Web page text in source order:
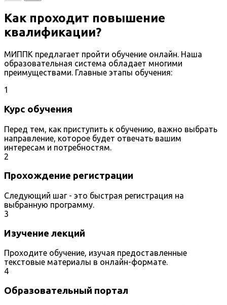
Как проходит повышение
квалификации?
МИППК предлагает пройти обучение онлайн. Наша
образовательная система обладает многими
преимуществами. Главные этапы обучения:
1
Курс обучения
Перед тем, как приступить к обучению, важно выбрать
направление, которое будет отвечать вашим
интересам и потребностям.
2
Прохождение регистрации
Следующий шаг - это быстрая регистрация на
выбранную программу.
3
Изучение лекций
Проходите обучение, изучая предоставленные
текстовые материалы в онлайн-формате.
4
Образовательный портал